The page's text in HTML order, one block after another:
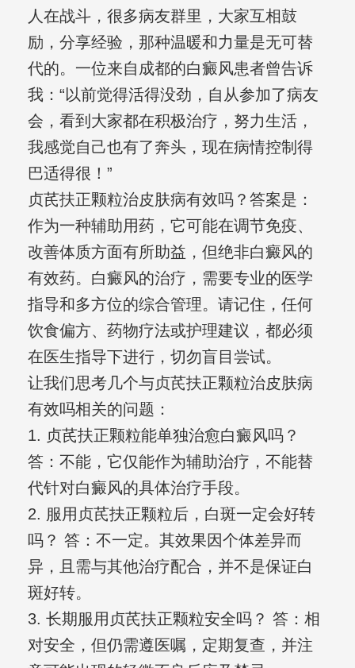
人在战斗，很多病友群里，大家互相鼓
励，分享经验，那种温暖和力量是无可替
代的。一位来自成都的白癜风患者曾告诉
我：“以前觉得活得没劲，自从参加了病友
会，看到大家都在积极治疗，努力生活，
我感觉自己也有了奔头，现在病情控制得
巴适得很！”
贞芪扶正颗粒治皮肤病有效吗？答案是：
作为一种辅助用药，它可能在调节免疫、
改善体质方面有所助益，但绝非白癜风的
有效药。白癜风的治疗，需要专业的医学
指导和多方位的综合管理。请记住，任何
饮食偏方、药物疗法或护理建议，都必须
在医生指导下进行，切勿盲目尝试。
让我们思考几个与贞芪扶正颗粒治皮肤病
有效吗相关的问题：
1. 贞芪扶正颗粒能单独治愈白癜风吗？
答：不能，它仅能作为辅助治疗，不能替
代针对白癜风的具体治疗手段。
2. 服用贞芪扶正颗粒后，白斑一定会好转
吗？ 答：不一定。其效果因个体差异而
异，且需与其他治疗配合，并不是保证白
斑好转。
3. 长期服用贞芪扶正颗粒安全吗？ 答：相
对安全，但仍需遵医嘱，定期复查，并注